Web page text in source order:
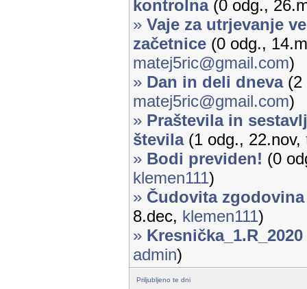
kontrolna(0 odg.,
» Vaje za utrjevanje
začetnice (0 odg.,
matej5ric@gmail.com)
» Dan in deli dneva(2
matej5ric@gmail.com)
» Praštevila in
števila(1 odg., 22.nov,
» Bodi previden! (0
klemen111)
» Čudovita
8.dec, klemen111)
» Kresnička_1.R_2020
admin)
Priljubljeno te dni